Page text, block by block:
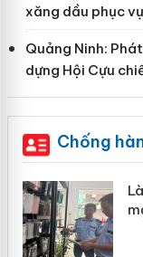
xăng dầu phục
Quảng Ninh:
dựng Hội Cựu
Chống